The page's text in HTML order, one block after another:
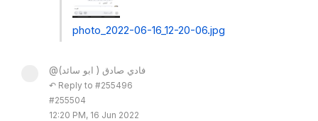
photo_2022-06-16_12-20-06.jpg
@فادي صادق ( ابو سائد)
↶ Reply to #255496
#255504
12:20 PM, 16 Jun 2022